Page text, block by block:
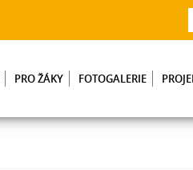
PRO ŽÁKY FOTOGALERIE